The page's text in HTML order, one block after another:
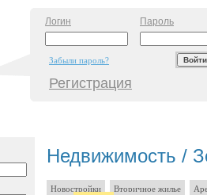
Логин Пароль
Забыли пароль?
Регистрация
Недвижимость /
Новостройки Вторичное жилье